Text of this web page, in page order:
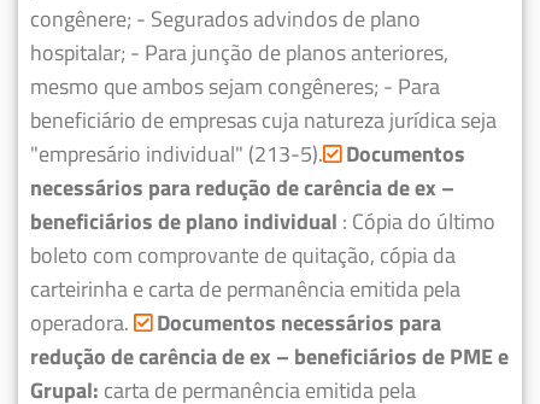
congênere; - Segurados advindos de plano
hospitalar; - Para junção de planos anteriores,
mesmo que ambos sejam congêneres; - Para
beneficiário de empresas cuja natureza jurídica seja
"empresário individual" (213-5). Documentos
necessários para redução de carência de ex –
beneficiários de plano individual : Cópia do último
boleto com comprovante de quitação, cópia da
carteirinha e carta de permanência emitida pela
operadora.
Documentos necessários para
redução de carência de ex – beneficiários de PME e
Grupal: carta de permanência emitida pela